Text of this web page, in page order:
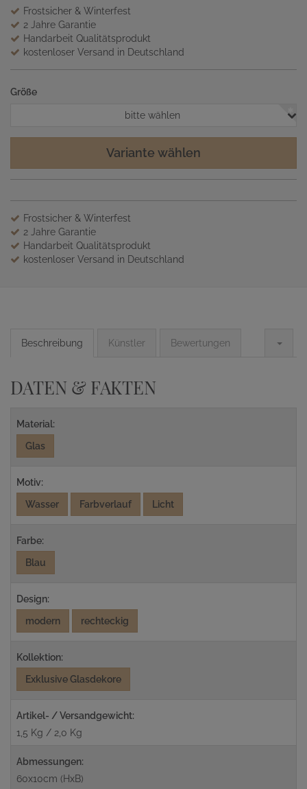
Frostsicher & Winterfest
2 Jahre Garantie
Handarbeit Qualitätsprodukt
kostenloser Versand in Deutschland
Größe
bitte wählen
Variante wählen
Frostsicher & Winterfest
2 Jahre Garantie
Handarbeit Qualitätsprodukt
kostenloser Versand in Deutschland
Beschreibung Künstler Bewertungen
DATEN & FAKTEN
Material:
Glas
Motiv:
Wasser
Farbverlauf Licht
Farbe:
Blau
Design:
modern
rechteckig
Kollektion:
Exklusive Glasdekore
Artikel- / Versandgewicht:
1,5 Kg / 2,0 Kg
Abmessungen:
60x10cm (HxB)